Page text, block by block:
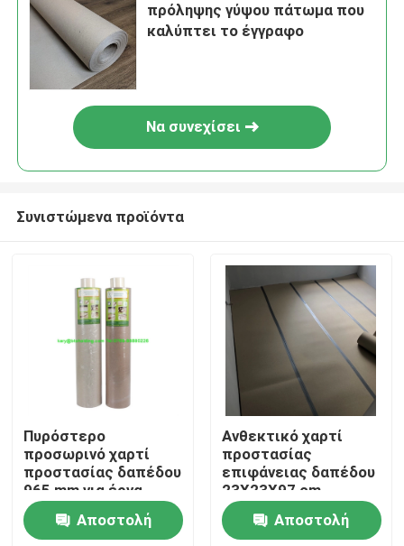
Σπίτι
Προϊόντα
Περίπου εμείς
πρόληψης γύψου πάτωμα που
καλύπτει το έγγραφο
Να συνεχίσει
Συνιστώμενα προϊόντα
Πυρόστερο
προσωρινό χαρτί
προστασίας δαπέδου
965 mm για έργα
κατασκευής
Αποστολή
Ανθεκτικό χαρτί
προστασίας
επιφάνειας δαπέδου
23X23X97 cm
Αποστολή